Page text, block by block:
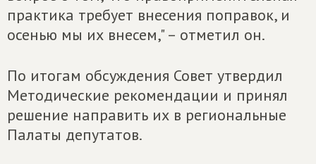
практика требует внесения поправок, и
осенью мы их внесем," – отметил он.
По итогам обсуждения Совет утвердил
Методические рекомендации и принял
решение направить их в региональные
Палаты депутатов.